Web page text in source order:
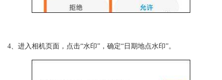
4、进入相机页面，点击“水印”，确定“日期地点水印”。